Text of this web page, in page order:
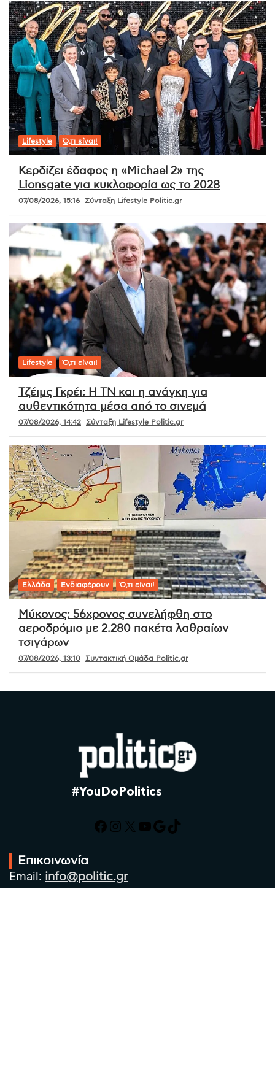
Lifestyle Ό,τι είναι!
Κερδίζει έδαφος η «Michael 2» της
Lionsgate για κυκλοφορία ως το 2028
07/08/2026, 15:16 Σύνταξη Lifestyle Politic.gr
Lifestyle Ό,τι είναι!
Τζέιμς Γκρέι: Η ΤΝ και η ανάγκη για
αυθεντικότητα μέσα από το σινεμά
07/08/2026, 14:42 Σύνταξη Lifestyle Politic.gr
Ελλάδα Ενδιαφέρουν Ό,τι είναι!
Μύκονος: 56χρονος συνελήφθη στο
αεροδρόμιο με 2.280 πακέτα λαθραίων
τσιγάρων
07/08/2026, 13:10 Συντακτική Ομάδα Politic.gr
#YouDoPolitics
Facebook
Instagram
X YouTube
Google
TikTok
Επικοινωνία
Email: info@politic.gr
Τηλ: